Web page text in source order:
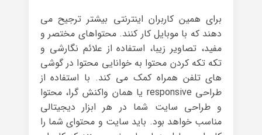
برای همین کاربران اینترنتی بیشتر ترجیح می
دهند که با موبایل کار کنند. محتواهای مختصر و
مفید، تصاویر زیبا، استفاده از علائم نگارشی و
تکه تکه کردن محتوا به خوانایی محتوا در گوشی
های تلفن همراه کمک می کند. با استفاده از
طراحی responsive یا همان واکنش گرا، محتوا
و طراحی سایت شما در هر ابزار دیجیتالی
مناسب خواهد بود. باید سایت و محتوای شما را